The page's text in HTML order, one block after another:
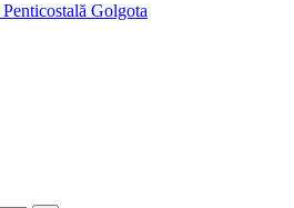
Golgota